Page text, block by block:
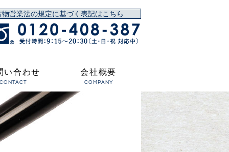
物営業法の規定に基づく表記はこちら
い合わせ
CONTACT
会社概要
COMPANY